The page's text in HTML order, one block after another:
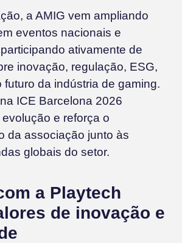
a AMIG vem ampliando
eventos nacionais e
ativamente de
inovação, regulação, ESG,
futuro da indústria de gaming.
ICE Barcelona 2026
e reforça o
da associação junto às
globais do setor.
a Playtech
de inovação e